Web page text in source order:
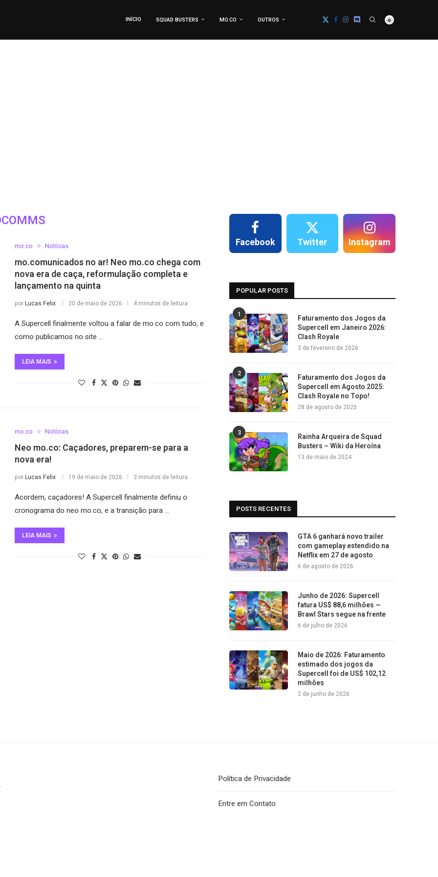
INÍCIO SQUAD BUSTERS MO.CO OUTROS
mo.co Notícias
mo.comunicados no ar! Neo mo.co chega com
nova era de caça, reformulação completa e
lançamento na quinta
porLucas Felix 20 de maio de 2026 4 minutos de leitura
A Supercell finalmente voltou a falar de mo.co com tudo, e
como publicamos no site …
LEIA MAIS
mo.co Notícias
Neo mo.co: Caçadores, preparem-se para a
nova era!
porLucas Felix 19 de maio de 2026 3 minutos de leitura
Acordem, caçadores! A Supercell finalmente definiu o
cronograma do neo mo.co, e a transição para …
LEIA MAIS
Facebook Twitter Instagram
POPULAR POSTS
1
Faturamento dos Jogos da
Supercell em Janeiro 2026:
Clash Royale
3 de fevereiro de 2026
2
Faturamento dos Jogos da
Supercell em Agosto 2025:
Clash Royale no Topo!
28 de agosto de 2025
3
Rainha Arqueira de Squad
Busters – Wiki da Heroína
13 de maio de 2024
POSTS RECENTES
GTA 6 ganhará novo trailer
com gameplay estendido na
Netflix em 27 de agosto
6 de agosto de 2026
Junho de 2026: Supercell
fatura US$ 88,6 milhões —
Brawl Stars segue na frente
6 de julho de 2026
Maio de 2026: Faturamento
estimado dos jogos da
Supercell foi de US$ 102,12
milhões
2 de junho de 2026
Política de Privacidade
Entre em Contato